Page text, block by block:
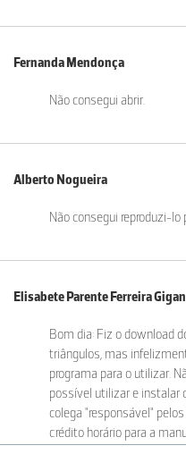
Fernanda Mendonça
Não consegui abrir.
Alberto Nogueira
Não consegui reproduzi-
Elisabete Parente Ferreira
Bom dia: Fiz o download
triângulos, mas
programa para o utilizar.
possível utilizar e instalar
colega "responsável"
crédito horário para a